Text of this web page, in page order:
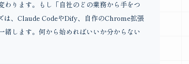
ります。もし「自社のどの業務から手をつ
は、Claude CodeやDify、自作のChrome拡張
します。何から始めればいいか分からない